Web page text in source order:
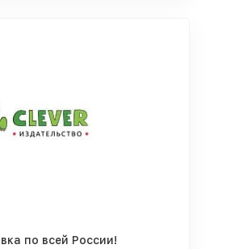
по всей России!